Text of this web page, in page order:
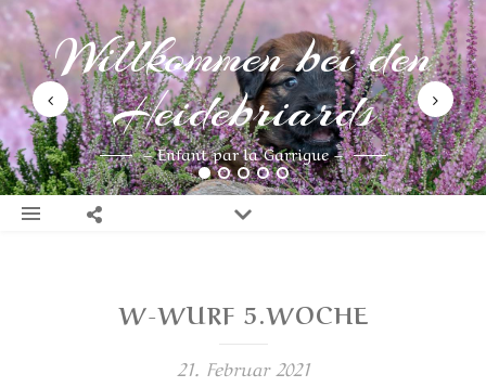
Willkommen bei den
Heidebriards
– Enfant par la Garrigue –
W-WURF 5.WOCHE
21. Februar 2021